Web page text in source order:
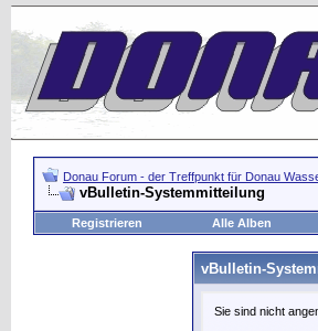
Donau Forum - der Treffpunkt für Donau
vBulletin-Systemmitteilung
Registrieren Alle Alben
vBulletin-
Sie sind nicht